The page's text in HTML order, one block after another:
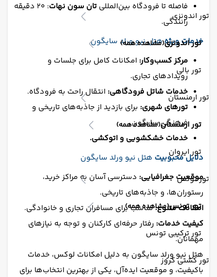
تور اندونزی
تور اندونزی(مشاهده همه)
تور بالی
تور ارمنستان
تور ارمنستان(مشاهده همه)
تور ایروان
تور تونس
تور تونس(مشاهده همه)
تور ترکیبی تونس
تور کشتی کروز
فاصله تا فرودگاه بین‌المللی تان سون نهات
: 20 دقیقه
رانندگی.
خدمات ویژههتل نیو ورلد سایگون
مرکز کسب‌وکار: امکانات کامل برای جلسات و
رویدادهای تجاری.
خدمات شاتل فرودگاهی: انتقال راحت به فرودگاه.
تورهای شهری: برای بازدید از جاذبه‌های تاریخی و
فرهنگی سایگون.
خدمات خشکشویی و اتوکشی.
دلایل محبوبیت هتل نیو ورلد سایگون
موقعیت جغرافیایی: دسترسی آسان به مراکز خرید،
رستوران‌ها، و جاذبه‌های تاریخی.
امکانات متنوع:مناسب برای مسافران تجاری و خانوادگی.
کیفیت خدمات: رفتار حرفه‌ای کارکنان و توجه به نیازهای
مهمانان.
هتل نیو ورلد سایگون به دلیل امکانات لوکس، خدمات
باکیفیت، و موقعیت ایده‌آل، یکی از بهترین انتخاب‌ها برای